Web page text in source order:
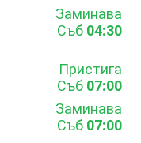
Заминава
Съб 04:30
Пристига
Съб 07:00
Заминава
Съб 07:00